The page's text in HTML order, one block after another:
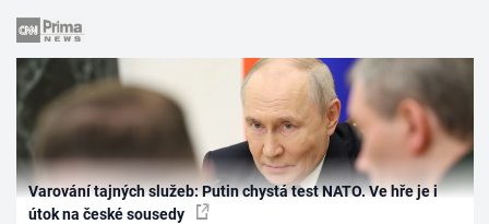
Varování tajných služeb: Putin chystá test NATO. Ve hře je i
útok na české sousedy